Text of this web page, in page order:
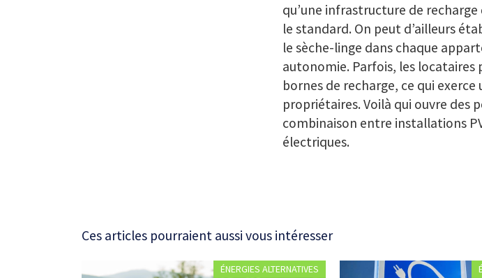
qu’une infrastructure de
le standard. On peut d’ailleurs
le sèche-linge dans chaque
autonomie. Parfois, les locataires
bornes de recharge, ce qui
propriétaires. Voilà qui ouvre des
combinaison entre installations
électriques.
Ces articles pourraient aussi vous intéresser
ÉNERGIES ALTERNATIVES